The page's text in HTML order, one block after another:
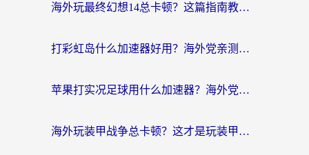
海外玩最终幻想14总卡顿？这篇指南教你选对加速器（附非洲美国玩家实测）
打彩虹岛什么加速器好用？海外党亲测的国服游戏加速终极指南
苹果打实况足球用什么加速器？海外党亲测有效的国服游戏加速指南
海外玩装甲战争总卡顿？这才是玩装甲战争最好的加速器（附马来西亚玩重装上阵攻略）